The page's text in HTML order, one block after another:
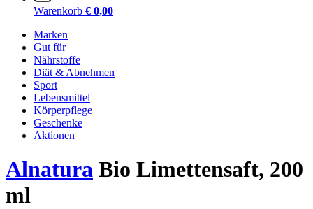
Warenkorb € 0,00
Marken
Gut für
Nährstoffe
Diät & Abnehmen
Sport
Lebensmittel
Körperpflege
Geschenke
Aktionen
Alnatura Bio Limettensaft, 200
ml